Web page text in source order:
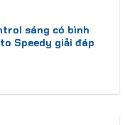
sáng có bình
Speedy giải đáp